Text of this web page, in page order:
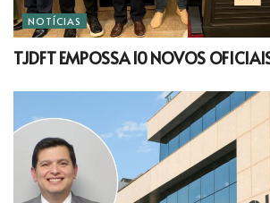
NOTÍCIAS
TJDFT EMPOSSA 10 NOVOS